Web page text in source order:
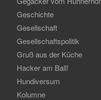
Geschichte
Gesellschaft
Gesellschaftspolitik
Gruß aus der Küche
Hacker am Ball!
Hundiversum
Kolumne